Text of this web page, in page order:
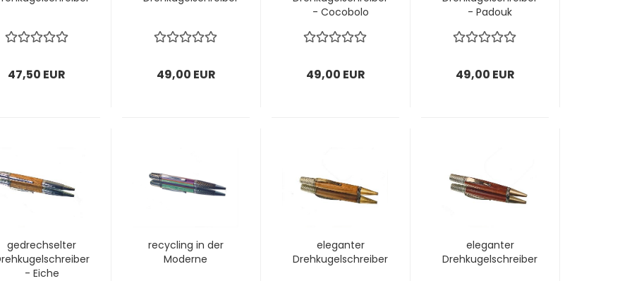
47,50 EUR 49,00 EUR
- Cocobolo
49,00 EUR
- Padouk
49,00 EUR
gedrechselter
- Eiche
recycling in der
Moderne
eleganter
Drehkugelschreiber
eleganter
Drehkugelschreiber